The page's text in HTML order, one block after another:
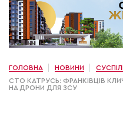
ГОЛОВНА НОВИНИ
СТО КАТРУСЬ: ФРАНКІВЦІВ
НА ДРОНИ ДЛЯ ЗСУ